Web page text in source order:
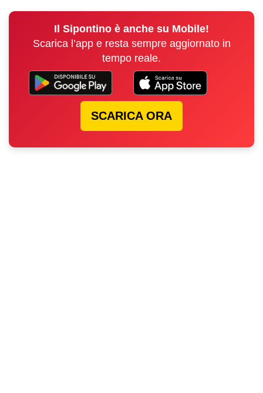
Il Sipontino è anche su Mobile!
Scarica l’app e resta sempre aggiornato in
tempo reale.
SCARICA ORA